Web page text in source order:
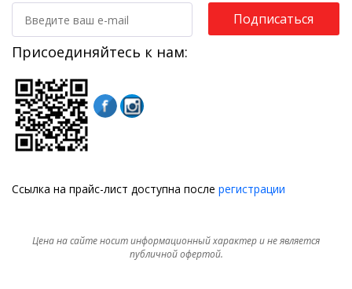
Подписаться
Присоединяйтесь к нам:
Ссылка на прайс-лист доступна после регистрации
Цена на сайте носит информационный характер и не является
публичной офертой.